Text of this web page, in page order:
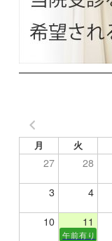
月 火
27 28
3 4
10 11
午前有り